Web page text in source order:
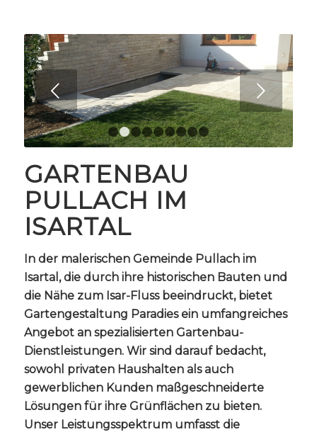
Weiter
1 2 3 4 5 6 7 8 9
GARTENBAU
PULLACH IM
ISARTAL
In der malerischen Gemeinde Pullach im
Isartal, die durch ihre historischen Bauten und
die Nähe zum Isar-Fluss beeindruckt, bietet
Gartengestaltung Paradies ein umfangreiches
Angebot an spezialisierten Gartenbau-
Dienstleistungen. Wir sind darauf bedacht,
sowohl privaten Haushalten als auch
gewerblichen Kunden maßgeschneiderte
Lösungen für ihre Grünflächen zu bieten.
Unser Leistungsspektrum umfasst die